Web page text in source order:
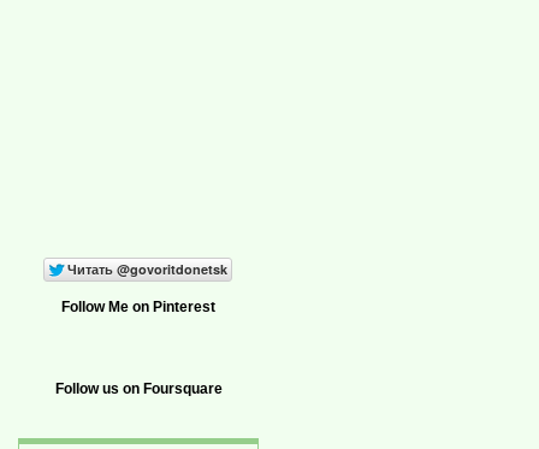
Follow Me on Pinterest
Follow us on Foursquare